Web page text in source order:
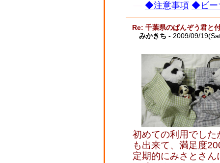
◆注意事項 ◆ビー
Re: 千葉県のぱんぞう君と
みかきち - 2009/09/
初めての利用でし
も出来て、満足度
定期的にみさとさ